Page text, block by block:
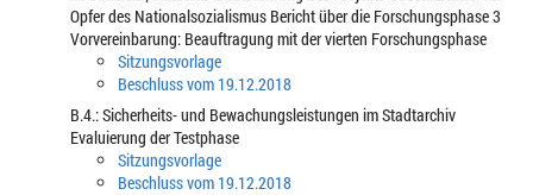
Opfer des Nationalsozialismus Bericht über die Forschungsphase 3
Vorvereinbarung: Beauftragung mit der vierten Forschungsphase
Sitzungsvorlage
Beschluss vom 19.12.2018
B.4.: Sicherheits- und Bewachungsleistungen im Stadtarchiv
Evaluierung der Testphase
Sitzungsvorlage
Beschluss vom 19.12.2018